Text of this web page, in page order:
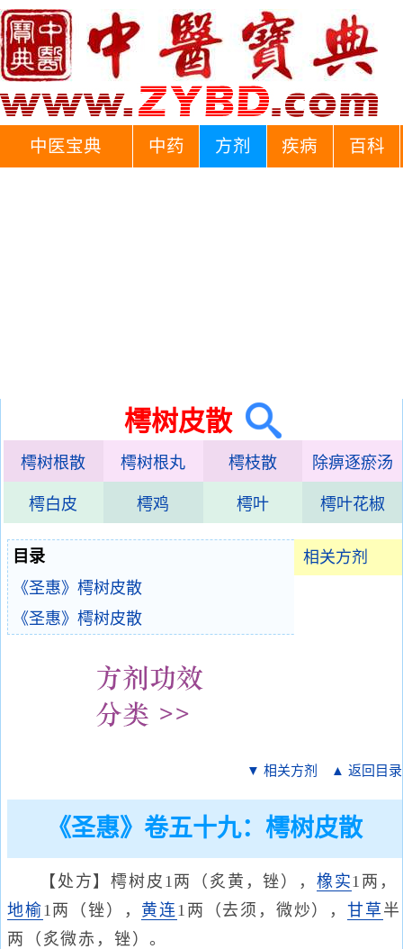
中医宝典 中药 方剂 疾病 百科
樗树皮散
樗树根散 樗树根丸 樗枝散 除痹逐瘀汤
樗白皮 樗鸡 樗叶 樗叶花椒
相关方剂
目录
《圣惠》樗树皮散
《圣惠》樗树皮散
▼ 相关方剂 ▲ 返回目录
《圣惠》卷五十九：樗树皮散
【处方】樗树皮1两（炙黄，锉）， 橡实1两，
地榆1两（锉）， 黄连1两（去须，微炒），甘草 半
两（炙微赤，锉）。